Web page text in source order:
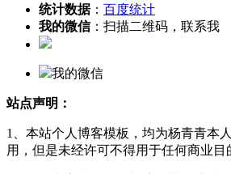
统计数据： 百度统计
我的微信：扫描二维码，联系我
我的微信
站点声明：
1、本站个人博客模板，均为杨青青本
用，但是未经许可不得用于任何商业目